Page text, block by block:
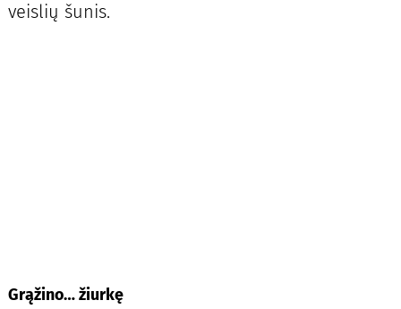
veislių šunis.
Grąžino… žiurkę